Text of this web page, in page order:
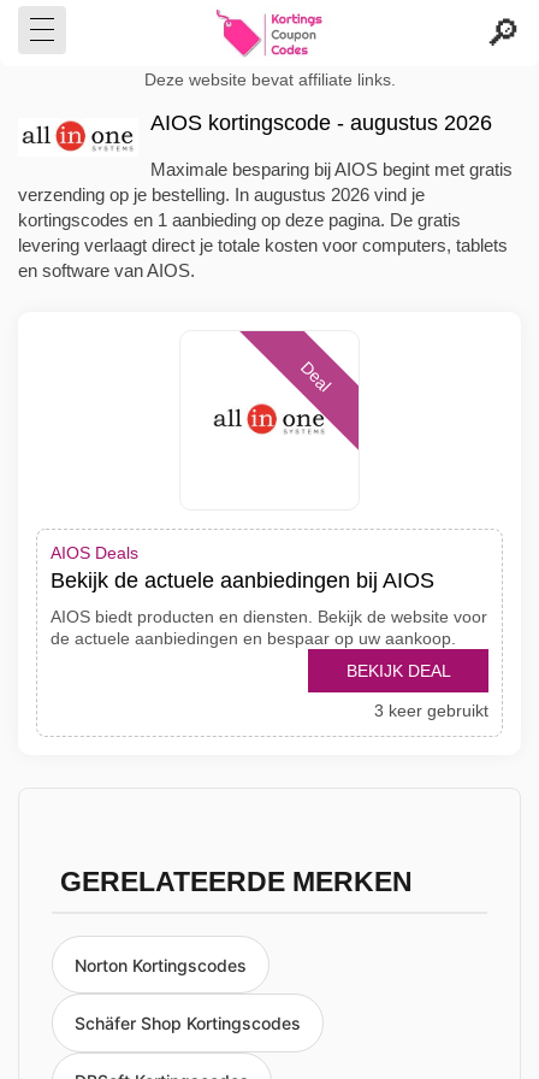
Deze website bevat affiliate links.
AIOS kortingscode - augustus 2026
Maximale besparing bij AIOS begint met gratis
verzending op je bestelling. In augustus 2026 vind je
kortingscodes en 1 aanbieding op deze pagina. De gratis
levering verlaagt direct je totale kosten voor computers, tablets
en software van AIOS.
Deal
AIOS Deals
Bekijk de actuele aanbiedingen bij AIOS
AIOS biedt producten en diensten. Bekijk de website voor
de actuele aanbiedingen en bespaar op uw aankoop.
BEKIJK DEAL
3 keer gebruikt
GERELATEERDE MERKEN
Norton Kortingscodes
Schäfer Shop Kortingscodes